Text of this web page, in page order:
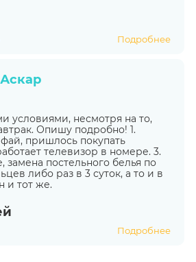
Подробнее
условиями, несмотря на то,
Опишу подробно! 1.
пришлось покупать
телевизор в номере. 3.
замена постельного белья по
либо раз в 3 суток, а то и в
и тот же.
Подробнее